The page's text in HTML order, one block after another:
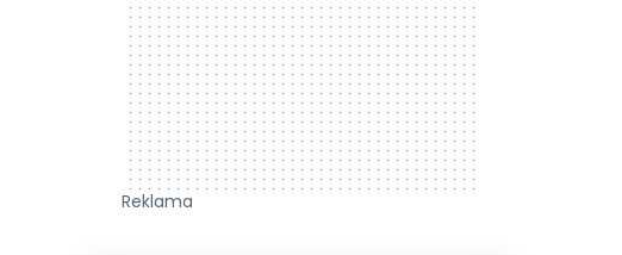
Reklama